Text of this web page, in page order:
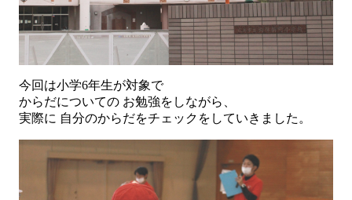
今回は小学6年生が対象で
からだについての お勉強をしながら、
実際に 自分のからだをチェックをしていきました。